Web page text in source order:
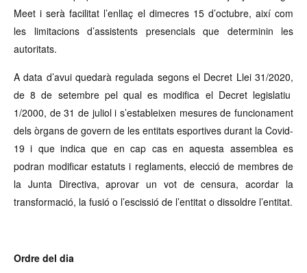
Meet i serà facilitat l’enllaç el dimecres 15 d’octubre, així com
les limitacions d’assistents presencials que determinin les
autoritats.
A data d’avui quedarà regulada segons el Decret Llei 31/2020,
de 8 de setembre pel qual es modifica el Decret legislatiu
1/2000, de 31 de juliol i s’estableixen mesures de funcionament
dels òrgans de govern de les entitats esportives durant la Covid-
19 i que indica que en cap cas en aquesta assemblea es
podran modificar estatuts i reglaments, elecció de membres de
la Junta Directiva, aprovar un vot de censura, acordar la
transformació, la fusió o l’escissió de l’entitat o dissoldre l’entitat.
Ordre del dia